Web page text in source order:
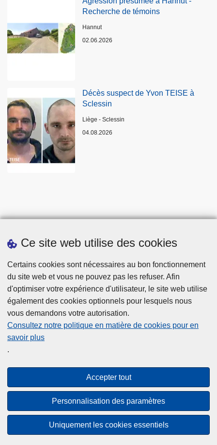
Ce site web utilise des cookies
Certains cookies sont nécessaires au bon fonctionnement
du site web et vous ne pouvez pas les refuser. Afin
d'optimiser votre expérience d'utilisateur, le site web utilise
également des cookies optionnels pour lesquels nous
vous demandons votre autorisation.
Consultez notre politique en matière de cookies pour en
savoir plus
.
Accepter tout
Personnalisation des paramètres
Uniquement les cookies essentiels
Recherche de témoins
Lieux
Hannut
02.06.2026
Décès suspect de Yvon TEISE à
Sclessin
Lieux
Liège - Sclessin
04.08.2026
Statistiques
Accessibilité
© 2026 Police.be